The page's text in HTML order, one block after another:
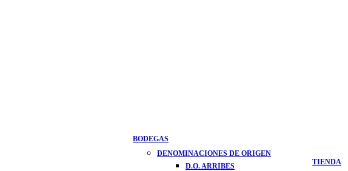
BODEGAS
DENOMINACIONES DE ORIGEN
D.O. ARRIBES
TIENDA